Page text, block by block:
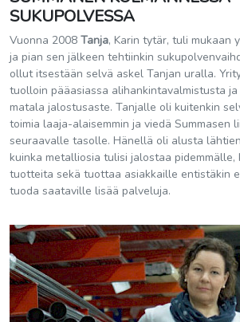
SUKUPOLVESSA
Vuonna 2008 Tanja, Karin tytär, tuli mukaan
ja pian sen jälkeen tehtiinkin
ollut itsestään selvä askel Tanjan uralla.
tuolloin pääasiassa alihankintavalmistusta
matala jalostusaste. Tanjalle oli kuitenkin
toimia laaja-alaisemmin ja viedä Summasen
seuraavalle tasolle. Hänellä oli alusta
kuinka metalliosia tulisi jalostaa pidemmälle,
tuotteita sekä tuottaa asiakkaille entistäkin
tuoda saataville lisää palveluja.